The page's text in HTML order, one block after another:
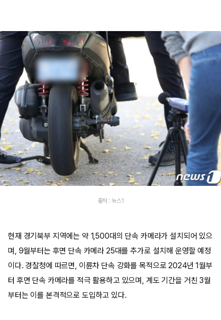
출처 : 뉴스1
현재 경기북부 지역에는 약 1,500대의 단속 카메라가 설치되어 있으
며, 9월부터는 후면 단속 카메라 25대를 추가로 설치해 운영할 예정
이다. 경찰청에 따르면, 이륜차 단속 강화를 목적으로 2024년 1월부
터 후면 단속 카메라를 적극 활용하고 있으며, 계도 기간을 거친 3월
부터는 이를 본격적으로 도입하고 있다.